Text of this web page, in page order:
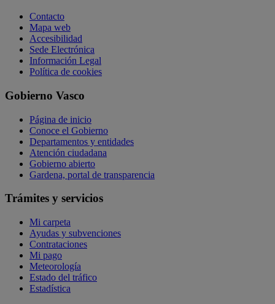
Contacto
Mapa web
Accesibilidad
Sede Electrónica
Información Legal
Política de cookies
Gobierno Vasco
Página de inicio
Conoce el Gobierno
Departamentos y entidades
Atención ciudadana
Gobierno abierto
Gardena, portal de transparencia
Trámites y servicios
Mi carpeta
Ayudas y subvenciones
Contrataciones
Mi pago
Meteorología
Estado del tráfico
Estadística